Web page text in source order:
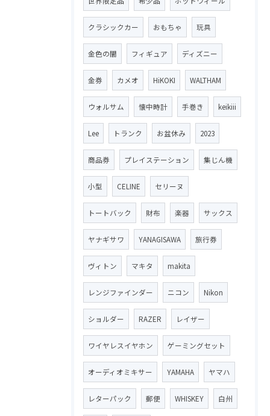
クラシックカー おもちゃ 玩具
金色の闇 フィギュア ディズニー
金券 カメオ HiKOKI WALTHAM
ウォルサム 懐中時計 手巻き keikiii
Lee トランク お盆休み 2023
商品券 プレイステーション 集じん機
小型 CELINE セリーヌ
トートバック 財布 楽器 サックス
ヤナギサワ YANAGISAWA 旅行券
ヴィトン マキタ makita
レンジファインダー ニコン Nikon
ショルダー RAZER レイザー
ワイヤレスイヤホン ゲーミングセット
オーディオミキサー YAMAHA ヤマハ
レターパック 郵便 WHISKEY 白州